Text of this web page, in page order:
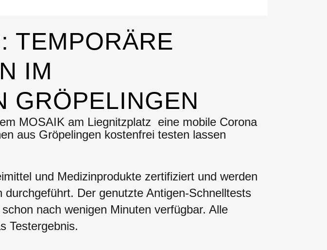
TEMPORÄRE
IM
GRÖPELINGEN
MOSAIK am Liegnitzplatz eine mobile Corona
aus Gröpelingen kostenfrei testen lassen
und Medizinprodukte zertifiziert und werden
Der genutzte Antigen-Schnelltests
nach wenigen Minuten verfügbar. Alle
Testergebnis.